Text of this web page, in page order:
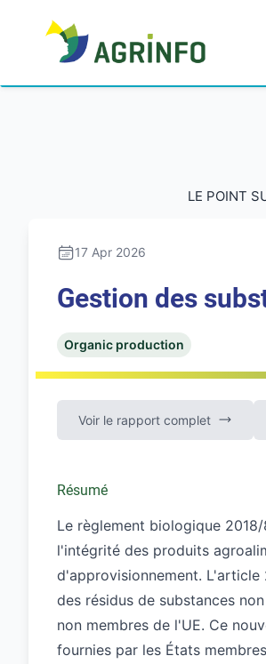
LE POINT
17 Apr 2026
Gestion des
Organic production
Voir le rapport complet
Résumé
Le règlement biologique
l'intégrité des produits
d'approvisionnement. L'article
des résidus de substances
non membres de l'UE. Ce
fournies par les États